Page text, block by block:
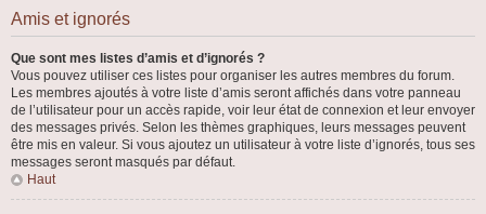
Amis et ignorés
Que sont mes listes d’amis et d’ignorés ?
Vous pouvez utiliser ces listes pour organiser les autres membres du forum.
Les membres ajoutés à votre liste d’amis seront affichés dans votre panneau
de l’utilisateur pour un accès rapide, voir leur état de connexion et leur envoyer
des messages privés. Selon les thèmes graphiques, leurs messages peuvent
être mis en valeur. Si vous ajoutez un utilisateur à votre liste d’ignorés, tous ses
messages seront masqués par défaut.
Haut